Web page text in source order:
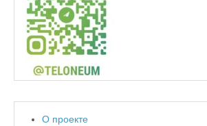
О проекте